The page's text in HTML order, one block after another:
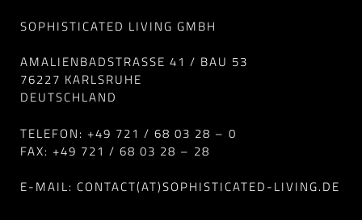
SOPHISTICATED LIVING GMBH
AMALIENBADSTRASSE 41 / BAU 53
76227 KARLSRUHE
DEUTSCHLAND
TELEFON: +49 721 / 68 03 28 – 0
FAX: +49 721 / 68 03 28 – 28
E-MAIL: CONTACT(AT)SOPHISTICATED-LIVING.DE